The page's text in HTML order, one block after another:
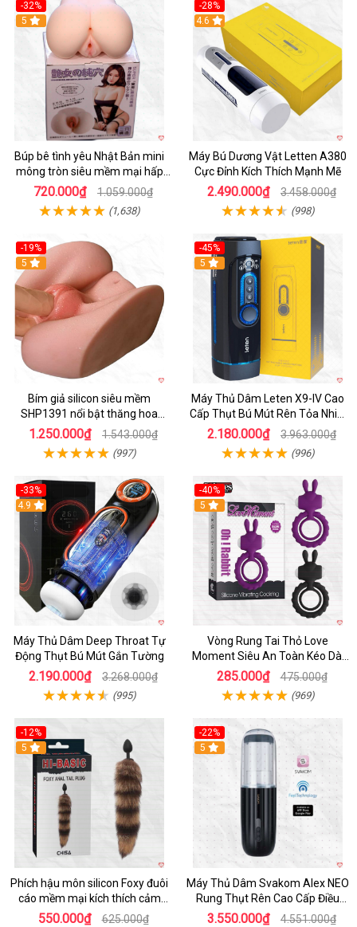
-32%
Hot
5
Búp bê tình yêu Nhật Bản mini
mông tròn siêu mềm mại hấp
dẫn
720.000₫ 1.059.000₫
(1,638)
-28%
Hot
4.6
Máy Bú Dương Vật Letten A380
Cực Đỉnh Kích Thích Mạnh Mẽ
2.490.000₫ 3.458.000₫
(998)
-19%
Hot
5
Bím giả silicon siêu mềm
SHP1391 nổi bật thăng hoa
hoàn hảo
1.250.000₫ 1.543.000₫
(997)
-45%
Hot
5
Máy Thủ Dâm Leten X9-IV Cao
Cấp Thụt Bú Mút Rên Tỏa Nhiệt
Sạc Pin
2.180.000₫ 3.963.000₫
(996)
-33%
Hot
4.9
Máy Thủ Dâm Deep Throat Tự
Động Thụt Bú Mút Gắn Tường
2.190.000₫ 3.268.000₫
(995)
-40%
5
Vòng Rung Tai Thỏ Love
Moment Siêu An Toàn Kéo Dài
Thời Gian
285.000₫ 475.000₫
(969)
-12%
Hot
5
Phích hậu môn silicon Foxy đuôi
cáo mềm mại kích thích cảm
giác mới
550.000₫ 625.000₫
-22%
5
Máy Thủ Dâm Svakom Alex NEO
Rung Thụt Rên Cao Cấp Điều
Khiển App
3.550.000₫ 4.551.000₫